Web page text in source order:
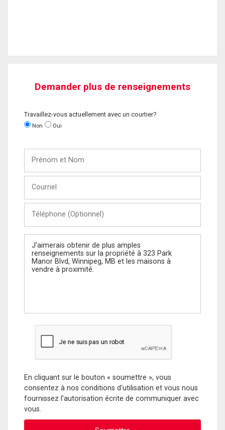
Demander plus de renseignements
Travaillez-vous actuellement avec un courtier?
Non Oui
Nom
(Optionnel)
Message
En cliquant sur le bouton « soumettre », vous
consentez à nos conditions d'utilisation et vous nous
fournissez l'autorisation écrite de communiquer avec
vous.